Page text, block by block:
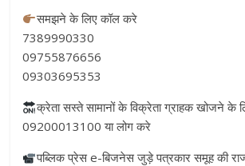
समझने के लिए कॉल करे
7389990330
09755876656
09303695353
क्रेता सस्ते सामानों के विक्रेता ग्राहक खोजने के
09200013100 या लोग करे
पब्लिक प्रेस e-बिजनेस जुड़े पत्रकार समूह की